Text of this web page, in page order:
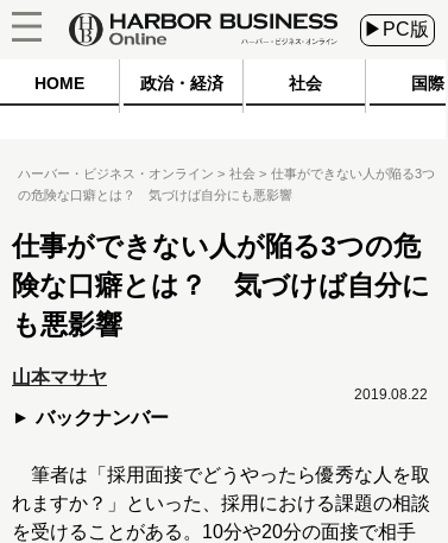
▶PC版
HOME 政治・経済 社会 国際
ハーバー・ビジネス・オンライン 社会
仕事ができない人が陥る3つ
の危険な口癖とは？ 気づけば自分にも悪影響
仕事ができない人が陥る3つの危
険な口癖とは？ 気づけば自分に
も悪影響
山本マサヤ
バックナンバー
2019.08.22
筆者は「採用面接でどうやったら優秀な人を取
れますか？」といった、採用における課題の相談
を受けることがある。10分や20分の面接で相手